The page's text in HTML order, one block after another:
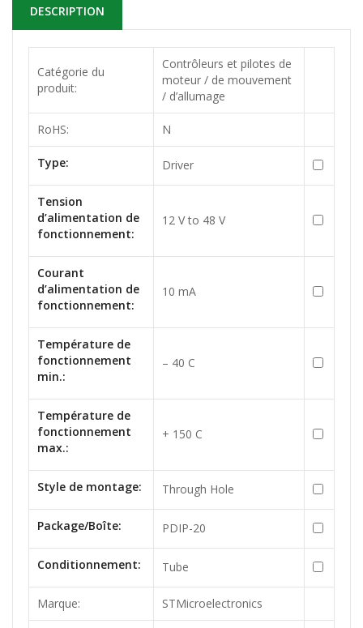
DESCRIPTION
Catégorie du
produit:
Contrôleurs et pilotes de
moteur / de mouvement
/ d’allumage
RoHS: N
Type: Driver
Tension
d’alimentation de
fonctionnement:
12 V to 48 V
Courant
d’alimentation de
fonctionnement:
10 mA
Température de
fonctionnement
min.:
– 40 C
Température de
fonctionnement
max.:
+ 150 C
Style de montage: Through Hole
Package/Boîte: PDIP-20
Conditionnement: Tube
Marque: STMicroelectronics